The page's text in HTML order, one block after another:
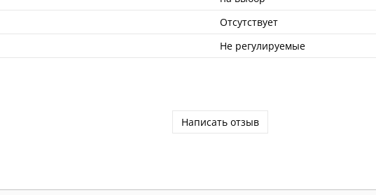
Отсутствует
Не регулируемые
Написать отзыв